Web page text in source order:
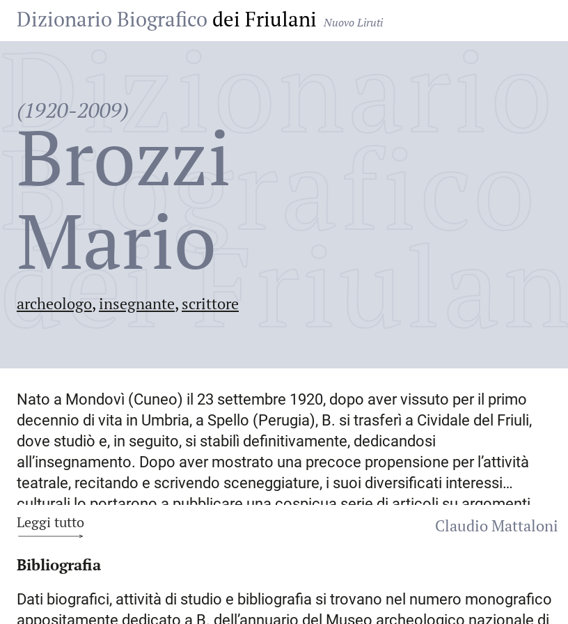
Dizionario Biografico dei Friulani Nuovo Liruti
(1920-2009)
Brozzi
Mario
archeologo, insegnante, scrittore
Dizionario
Biografico
dei Friulani
Nato a Mondovì (Cuneo) il 23 settembre 1920, dopo aver vissuto per il primo
decennio di vita in Umbria, a Spello (Perugia), B. si trasferì a Cividale del Friuli,
dove studiò e, in seguito, si stabilì definitivamente, dedicandosi
all’insegnamento. Dopo aver mostrato una precoce propensione per l’attività
teatrale, recitando e scrivendo sceneggiature, i suoi diversificati interessi
culturali lo portarono a pubblicare una cospicua serie di articoli su argomenti
letterari e artistici, novelle e racconti. La forte attenzione per l’archeologia
delle ampie necropoli longobarde, ricche di reperti. B. manifestò crescente
specializzandosi progressivamente proprio sull’altomedioevo, periodo storico
Leggi tutto
Claudio Mattaloni
Bibliografia
Dati biografici, attività di studio e bibliografia si trovano nel numero monografico
appositamente dedicato a B. dell’annuario del Museo archeologico nazionale di